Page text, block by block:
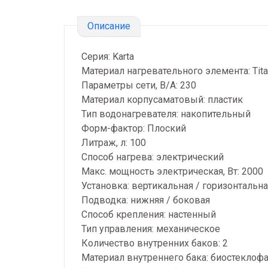
Описание
Серия: Karta
Материал нагревательного элемента:
Параметры сети, В/А: 230
Материал корпусаматовый: пластик
Тип водонагревателя: накопительный
Форм-фактор: Плоский
Литраж, л: 100
Способ нагрева: электрический
Макс. мощность электрическая, Вт: 2000
Установка: вертикальная /
Подводка: нижняя / боковая
Способ крепления: настенный
Тип управления: механическое
Количество внутренних баков: 2
Материал внутреннего бака: